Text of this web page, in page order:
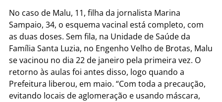
No caso de Malu, 11, filha da jornalista Marina
Sampaio, 34, o esquema vacinal está completo, com
as duas doses. Sem fila, na Unidade de Saúde da
Família Santa Luzia, no Engenho Velho de Brotas, Malu
se vacinou no dia 22 de janeiro pela primeira vez. O
retorno às aulas foi antes disso, logo quando a
Prefeitura liberou, em maio. “Com toda a precaução,
evitando locais de aglomeração e usando máscara,